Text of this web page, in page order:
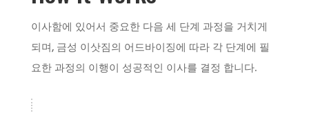
이사함에 있어서 중요한 다음 세 단계 과정을 거치게
되며, 금성 이삿짐의 어드바이징에 따라 각 단계에 필
요한 과정의 이행이 성공적인 이사를 결정 합니다.